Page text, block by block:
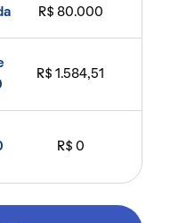
R$ 80.000
R$ 1.584,51
R$ 0